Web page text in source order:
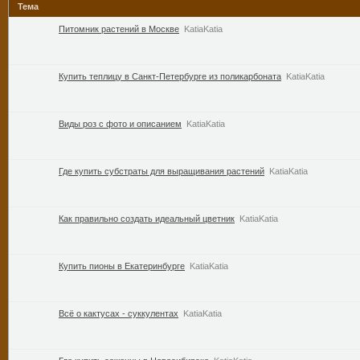
Тема
Питомник растений в Москве KatiaKatia
Купить теплицу в Санкт-Петербурге из поликарбоната KatiaKatia
Виды роз с фото и описанием KatiaKatia
Где купить субстраты для выращивания растений KatiaKatia
Как правильно создать идеальный цветник KatiaKatia
Купить пионы в Екатеринбурге KatiaKatia
Всё о кактусах - суккулентах KatiaKatia